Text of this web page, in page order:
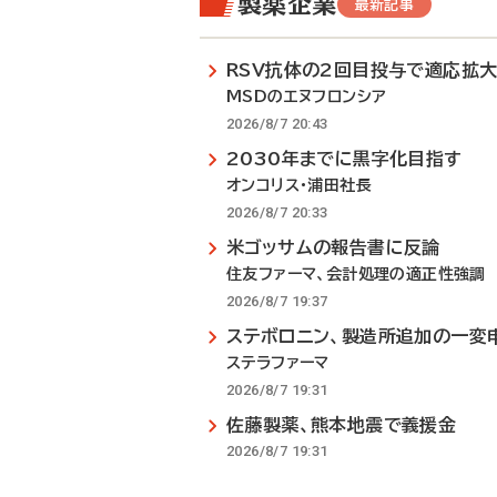
最新記事
RSV抗体の2回目投与で適応拡
MSDのエヌフロンシア
2026/8/7 20:43
2030年までに黒字化目指す
オンコリス・浦田社長
2026/8/7 20:33
米ゴッサムの報告書に反論
住友ファーマ、会計処理の適正性強調
2026/8/7 19:37
ステボロニン、製造所追加の一変
ステラファーマ
2026/8/7 19:31
佐藤製薬、熊本地震で義援金
2026/8/7 19:31